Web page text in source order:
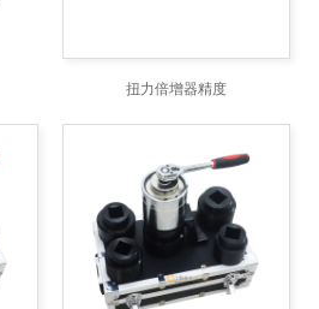
扭力倍增器精度